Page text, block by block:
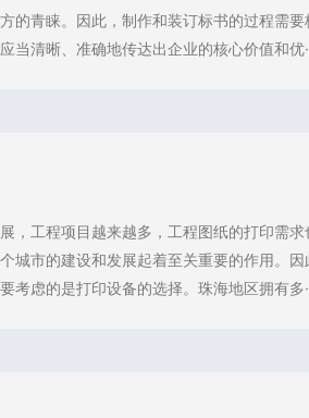
的青睐。因此，制作和装订标书的过程需
清晰、准确地传达出企业的核心价值和优
，工程项目越来越多，工程图纸的打印需
城市的建设和发展起着至关重要的作用。
虑的是打印设备的选择。珠海地区拥有多